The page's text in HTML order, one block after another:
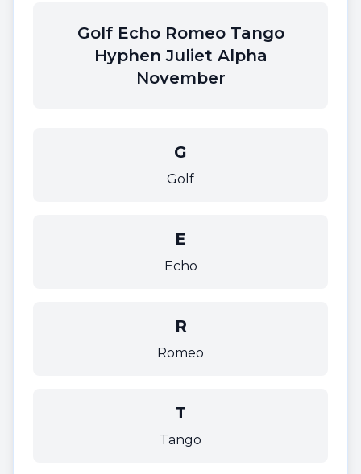
Golf Echo Romeo Tango
Hyphen Juliet Alpha
November
G
Golf
E
Echo
R
Romeo
T
Tango